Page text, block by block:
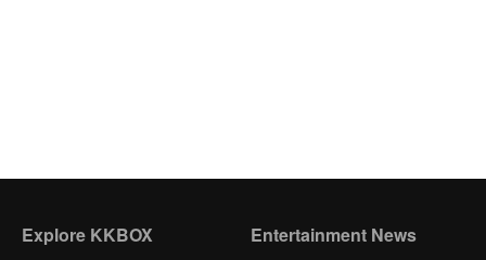
Explore KKBOX Entertainment News